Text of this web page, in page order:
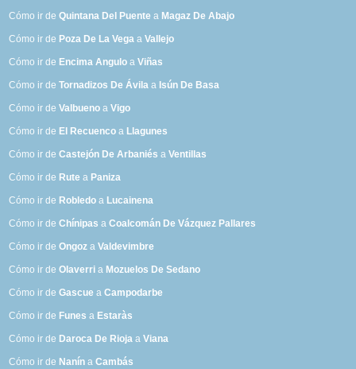
Cómo ir deQuintana Del Puente a Magaz De Abajo
Cómo ir de Poza De La Vega aVallejo
Cómo ir de Encima Angulo aViñas
Cómo ir deTornadizos De Ávila a Isún De Basa
Cómo ir deValbueno aVigo
Cómo ir de El Recuenco a Llagunes
Cómo ir deCastejón De Arbaniés aVentillas
Cómo ir de Rute a Paniza
Cómo ir de Robledo a Lucainena
Cómo ir deChínipas aCoalcomán De Vázquez Pallares
Cómo ir deOngoz aValdevimbre
Cómo ir deOlaverri a Mozuelos De Sedano
Cómo ir deGascue aCampodarbe
Cómo ir de Funes a Estaràs
Cómo ir de Daroca De Rioja aViana
Cómo ir de Nanín aCambás